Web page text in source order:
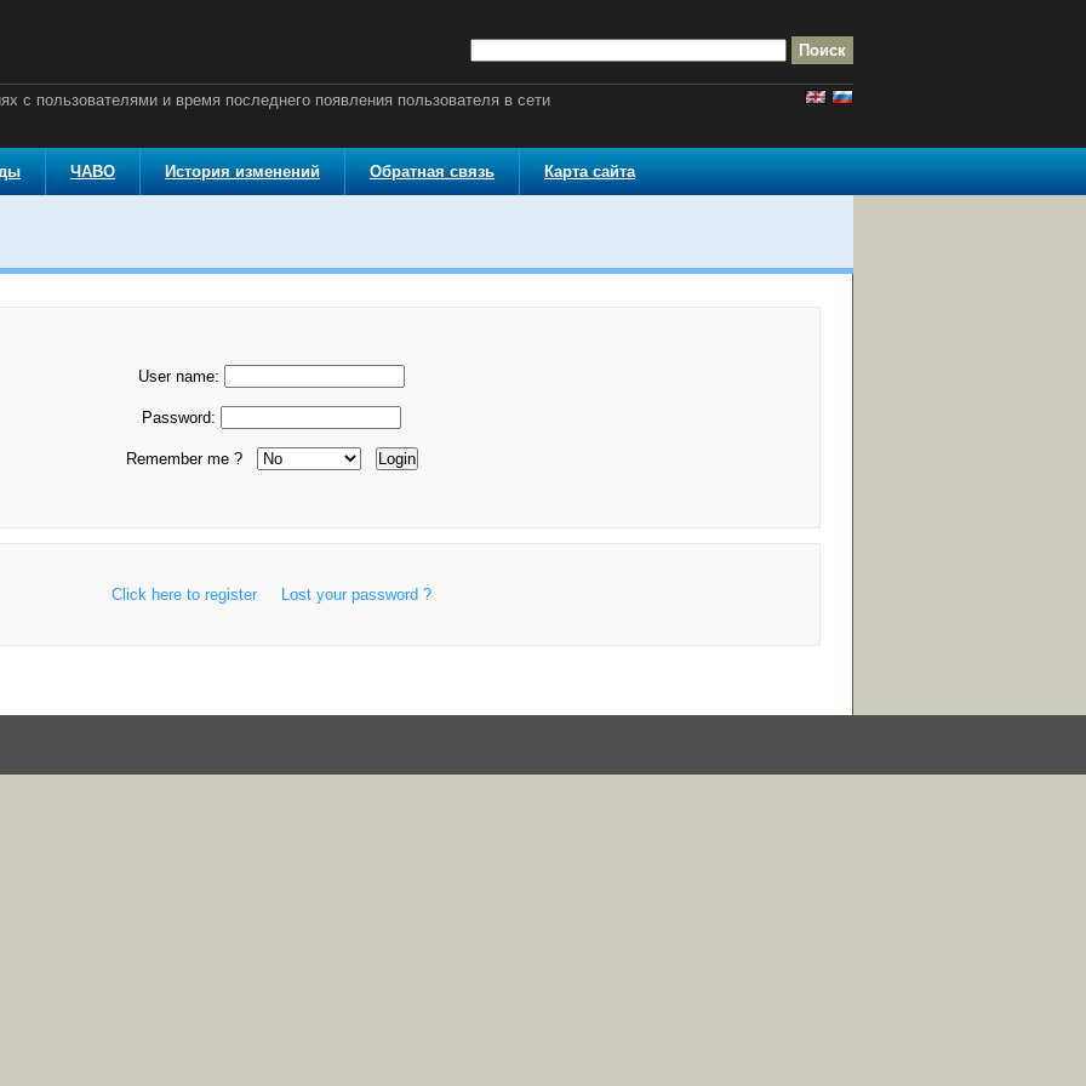
с пользователями и время последнего появления пользователя в сети
ЧАВО История изменений Обратная связь Карта сайта
User name:
Password:
Remember me ?
Click here to register Lost your password ?